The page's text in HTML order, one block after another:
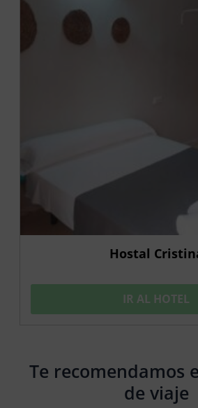
Hostal
IR AL HOTEL
Te recomendamos
de viaje